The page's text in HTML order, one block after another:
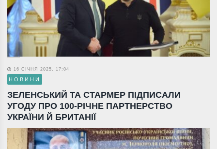
16 СІЧНЯ 2025, 17:04
НОВИНИ
ЗЕЛЕНСЬКИЙ ТА СТАРМЕР ПІДПИСАЛИ
УГОДУ ПРО 100-РІЧНЕ ПАРТНЕРСТВО
УКРАЇНИ Й БРИТАНІЇ